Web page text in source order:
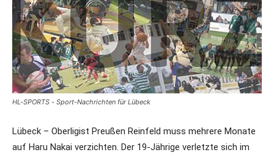
HL-SPORTS - Sport-Nachrichten für Lübeck
Lübeck – Oberligist Preußen Reinfeld muss mehrere Monate
auf Haru Nakai verzichten. Der 19-Jährige verletzte sich im